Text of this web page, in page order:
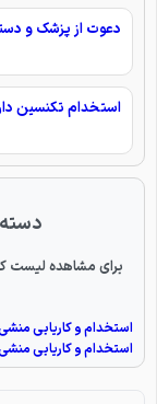
دعوت از پزشک و
استخدام تکنسین
برای مشاهده لیست
استخدام و کاریابی
استخدام و کاریابی